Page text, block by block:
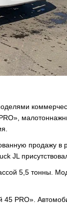
продажу в
JL
5,5 тонны.
PRO».